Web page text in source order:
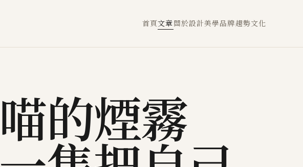
首頁文章關於設計美學品牌趨勢文化
的煙霧